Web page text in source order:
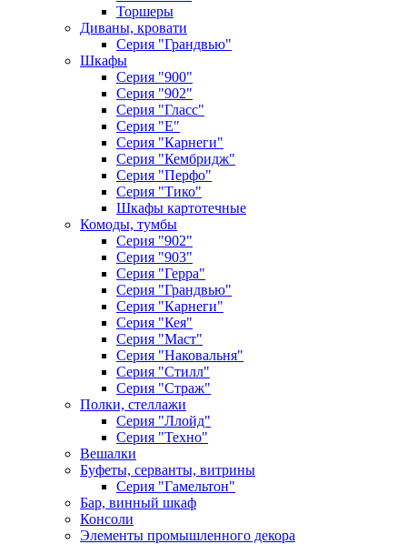
Торшеры
Диваны, кровати
Серия "Грандвью"
Шкафы
Серия "900"
Серия "902"
Серия "Гласс"
Серия "Е"
Серия "Карнеги"
Серия "Кембридж"
Серия "Перфо"
Серия "Тико"
Шкафы картотечные
Комоды, тумбы
Серия "902"
Серия "903"
Серия "Герра"
Серия "Грандвью"
Серия "Карнеги"
Серия "Кея"
Серия "Маст"
Серия "Наковальня"
Серия "Стилл"
Серия "Страж"
Полки, стеллажи
Серия "Ллойд"
Серия "Техно"
Вешалки
Буфеты, серванты, витрины
Серия "Гамельтон"
Бар, винный шкаф
Консоли
Элементы промышленного декора